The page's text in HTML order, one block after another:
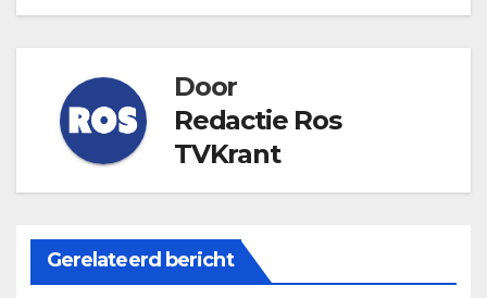
Door
Redactie Ros
TVKrant
Gerelateerd bericht